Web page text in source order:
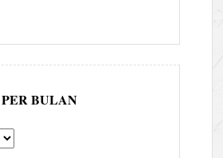
BULAN